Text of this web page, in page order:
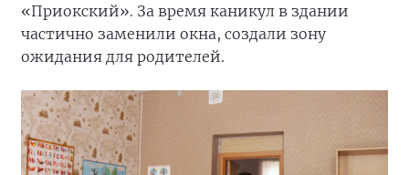
«Приокский». За время каникул в здании
частично заменили окна, создали зону
ожидания для родителей.